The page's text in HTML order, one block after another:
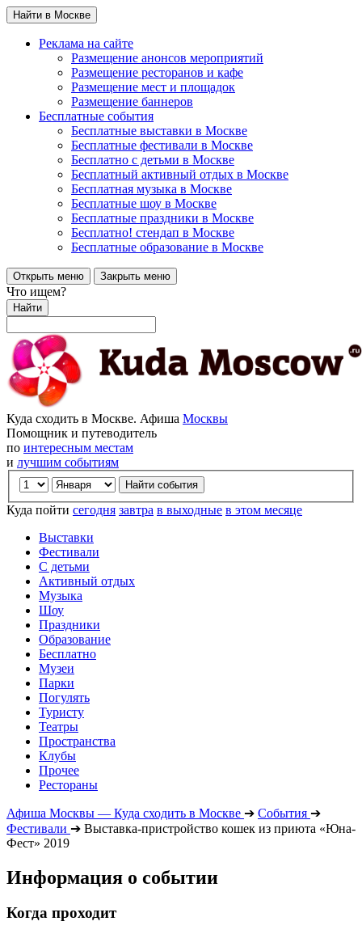
Найти в Москве
Реклама на сайте
Размещение анонсов мероприятий
Размещение ресторанов и кафе
Размещение мест и площадок
Размещение баннеров
Бесплатные события
Бесплатные выставки в Москве
Бесплатные фестивали в Москве
Бесплатно с детьми в Москве
Бесплатный активный отдых в Москве
Бесплатная музыка в Москве
Бесплатные шоу в Москве
Бесплатные праздники в Москве
Бесплатно! стендап в Москве
Бесплатные образование в Москве
Открыть меню Закрыть меню
Что ищем?
Найти
Куда сходить в Москве. Афиша Москвы
Помощник и путеводитель
по интересным местам
и лучшим событиям
Куда пойти сегодня завтра в выходные в этом месяце
Выставки
Фестивали
С детьми
Активный отдых
Музыка
Шоу
Праздники
Образование
Бесплатно
Музеи
Парки
Погулять
Туристу
Театры
Пространства
Клубы
Прочее
Рестораны
Афиша Москвы — Куда сходить в Москве ➔ События ➔
Фестивали ➔ Выставка-пристройство кошек из приюта «Юна-
Фест» 2019
Информация о событии
Когда проходит